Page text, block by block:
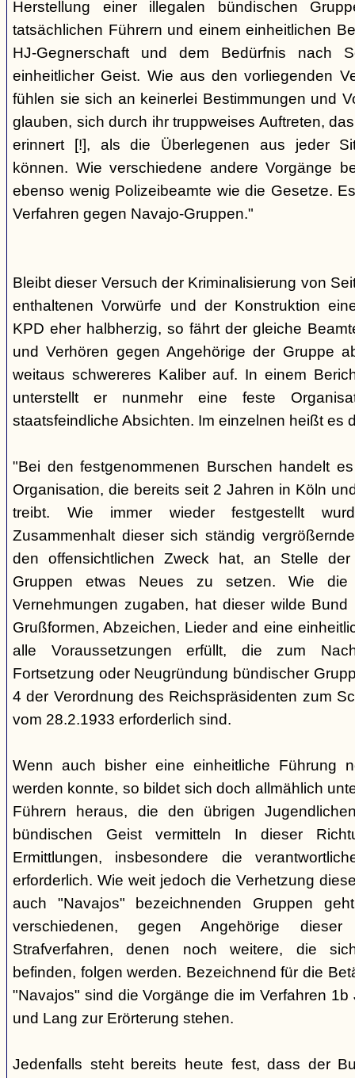
Herstellung einer illegalen bündischen
tatsächlichen Führern und einem einheitlichen
HJ-Gegnerschaft und dem Bedürfnis nach
einheitlicher Geist. Wie aus den vorliegenden
fühlen sie sich an keinerlei Bestimmungen und
glauben, sich durch ihr truppweises Auftreten,
erinnert [!], als die Überlegenen aus jeder
können. Wie verschiedene andere Vorgänge
ebenso wenig Polizeibeamte wie die Gesetze.
Verfahren gegen Navajo-Gruppen."
Bleibt dieser Versuch der Kriminalisierung von
enthaltenen Vorwürfe und der Konstruktion
KPD eher halbherzig, so fährt der gleiche
und Verhören gegen Angehörige der Gruppe
weitaus schwereres Kaliber auf. In einem
unterstellt er nunmehr eine feste
staatsfeindliche Absichten. Im einzelnen heißt es
"Bei den festgenommenen Burschen handelt
Organisation, die bereits seit 2 Jahren in Köln
treibt. Wie immer wieder festgestellt
Zusammenhalt dieser sich ständig
den offensichtlichen Zweck hat, an Stelle der
Gruppen etwas Neues zu setzen. Wie die
Vernehmungen zugaben, hat dieser wilde
Grußformen, Abzeichen, Lieder and eine
alle Voraussetzungen erfüllt, die zum
Fortsetzung oder Neugründung bündischer
4 der Verordnung des Reichspräsidenten zum
vom 28.2.1933 erforderlich sind.
Wenn auch bisher eine einheitliche Führung
werden konnte, so bildet sich doch allmählich
Führern heraus, die den übrigen
bündischen Geist vermitteln In dieser
Ermittlungen, insbesondere die
erforderlich. Wie weit jedoch die Verhetzung
auch "Navajos" bezeichnenden Gruppen
verschiedenen, gegen Angehörige dieser
Strafverfahren, denen noch weitere, die
befinden, folgen werden. Bezeichnend für die
"Navajos" sind die Vorgänge die im Verfahren
und Lang zur Erörterung stehen.
Jedenfalls steht bereits heute fest, dass der